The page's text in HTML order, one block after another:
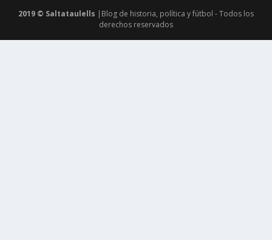
2019 © Saltataulells |Blog de historia, política y fútbol - Todos los
derechos reservados